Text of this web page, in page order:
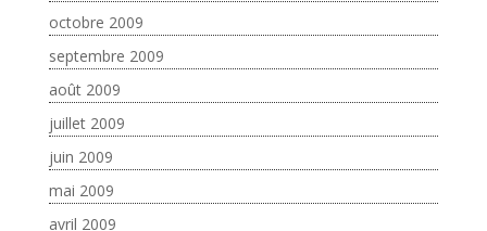
octobre 2009
septembre 2009
août 2009
juillet 2009
juin 2009
mai 2009
avril 2009